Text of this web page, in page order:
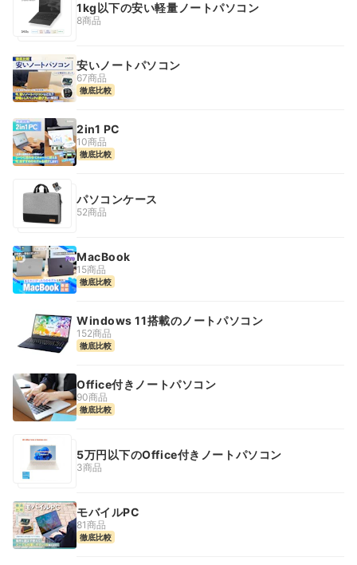
1kg以下の安い軽量ノートパソコン
8商品
安いノートパソコン
67商品
徹底比較
2in1 PC
10商品
徹底比較
パソコンケース
52商品
MacBook
15商品
徹底比較
Windows 11搭載のノートパソコン
152商品
徹底比較
Office付きノートパソコン
90商品
徹底比較
5万円以下のOffice付きノートパソコン
3商品
モバイルPC
81商品
徹底比較